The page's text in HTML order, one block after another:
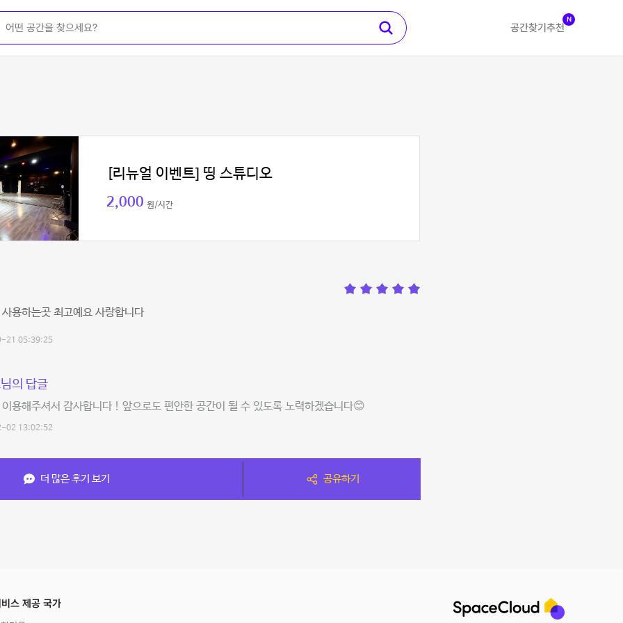
공간찾기 추천
N
[리뉴얼 이벤트] 띵 스튜디오
2,000 원/시간
용하는곳 최고예요 사랑합니다
21 05:39:25
의 답글
용해주셔서 감사합니다 ! 앞으로도 편안한 공간이 될 수 있도록 노력하겠습니다😊
02 13:02:52
더 많은 후기 보기 공유하기
스 제공 국가